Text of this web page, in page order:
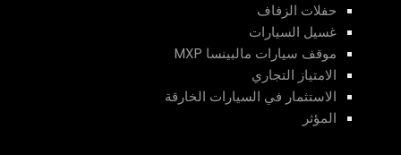
حفلات الزفاف
غسيل السيارات
موقف سيارات مالبينسا MXP
الامتياز التجاري
الاستثمار في السيارات الخارقة
المؤثر